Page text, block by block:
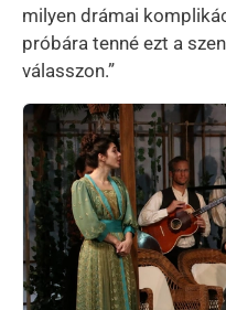
milyen drámai
próbára tenné ezt a
válasszon.”
Kép